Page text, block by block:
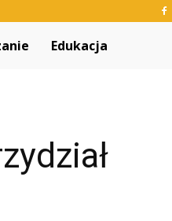
Edukacja